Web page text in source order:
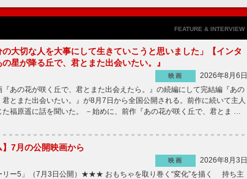
FEATURE & INTERVIEW
大切な人を大事にして生きていこうと思いました」【インタ
星が降る丘で、君とまた出会いたい。』
映画
2026年8月6日
あの花が咲く丘で、君とまた出会えたら。』の続編にして完結編『あの
とまた出会いたい。』が8月7日から全国公開される。前作に続いて主人
福原遥に話を聞いた。 －始めに、前作『あの花が咲く丘で、君とま …
】7月の公開映画から
映画
2026年8月3日
リー5」（7月3日公開）★★★ おもちゃを取り巻く“変化”を描く 持ち主